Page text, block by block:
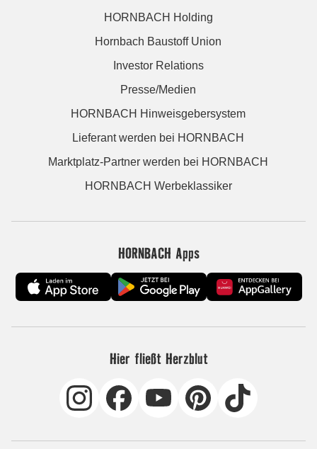
HORNBACH Holding
Hornbach Baustoff Union
Investor Relations
Presse/Medien
HORNBACH Hinweisgebersystem
Lieferant werden bei HORNBACH
Marktplatz-Partner werden bei HORNBACH
HORNBACH Werbeklassiker
HORNBACH Apps
Hier fließt Herzblut